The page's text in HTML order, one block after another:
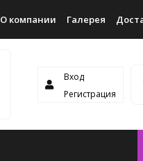
О компании Галерея
Вход
Регистрация